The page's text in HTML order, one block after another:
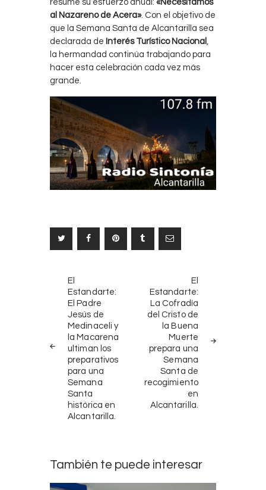
resume su esfuerzo anual: «Necesitamos
al Nazareno de Acera». Con el objetivo de
que la Semana Santa de Alcantarilla sea
declarada de Interés Turístico Nacional
la hermandad continúa trabajando para
hacer esta celebración cada vez más
grande.
Navegación
de
entradas
NOTICIAS
ANTERIORES
El
Estandarte:
El Padre
Jesús de
Medinaceli y
la Macarena
ultiman los
preparativos
para una
Semana
Santa
histórica en
Alcantarilla.
El
Estandarte:
La Cofradía
del Cristo de
la Buena
Muerte
prepara una
Semana
Santa de
recogimiento
en
Alcantarilla.
También te puede interesar